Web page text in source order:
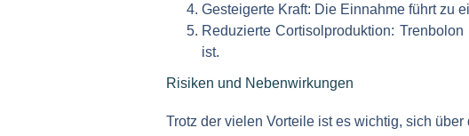
Gesteigerte Kraft: Die Einnahme führt zu
Reduzierte Cortisolproduktion: Trenbolon
ist.
Risiken und Nebenwirkungen
Trotz der vielen Vorteile ist es wichtig, sich